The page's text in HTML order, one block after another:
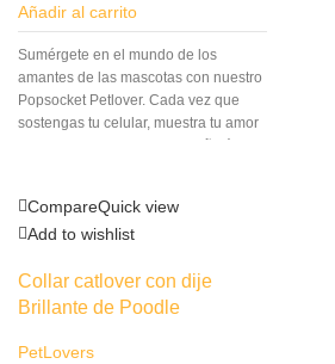
Añadir al carrito
Sumérgete en el mundo de los
amantes de las mascotas con nuestro
Popsocket Petlover. Cada vez que
sostengas tu celular, muestra tu amor
por los animales con un diseño único
CompareQuick view
Add to wishlist
Collar catlover con dije
Brillante de Poodle
PetLovers